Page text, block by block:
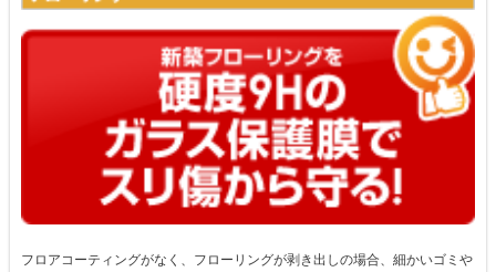
フロアコーティングがなく、フローリングが剥き出しの場合、細かいゴミや